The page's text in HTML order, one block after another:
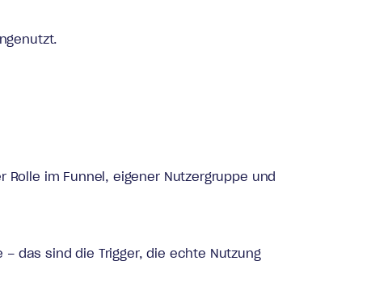
Rolle im Funnel, eigener Nutzergruppe und
das sind die Trigger, die echte Nutzung